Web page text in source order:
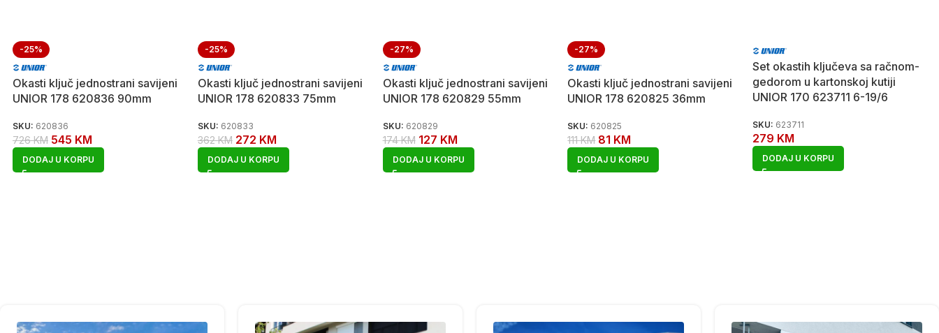
-25%
Okasti ključ jednostrani savijeni
UNIOR 178 620836 90mm
SKU: 620836
726KM 545 KM
DODAJ U KORPU
-25%
Okasti ključ jednostrani savijeni
UNIOR 178 620833 75mm
SKU: 620833
362KM 272 KM
DODAJ U KORPU
-27%
Okasti ključ jednostrani savijeni
UNIOR 178 620829 55mm
SKU: 620829
174KM 127 KM
DODAJ U KORPU
-27%
Okasti ključ jednostrani savijeni
UNIOR 178 620825 36mm
SKU: 620825
111KM 81 KM
DODAJ U KORPU
Set okastih ključeva sa račnom-
gedorom u kartonskoj kutiji
UNIOR 170 623711 6-19/6
SKU: 623711
279 KM
DODAJ U KORPU